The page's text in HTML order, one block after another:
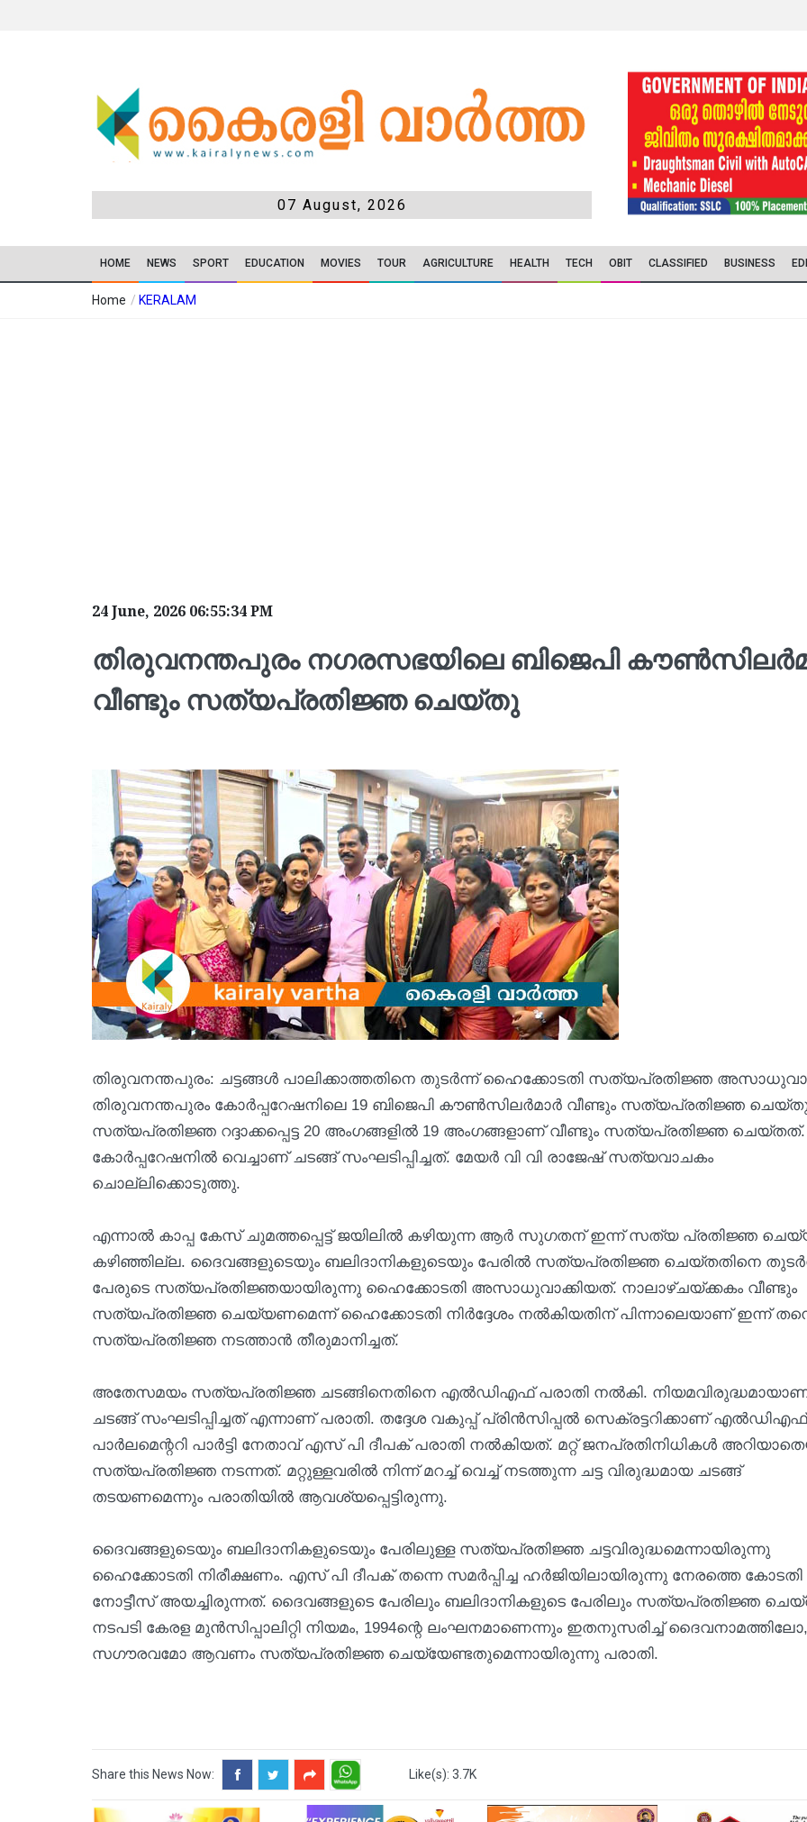
07 August, 2026
HOME NEWS SPORT EDUCATION MOVIES TOUR AGRICULTURE HEALTH TECH OBIT CLASSIFIED BUSINESS
Home / KERALAM
24 June, 2026 06:55:34 PM
തിരുവനന്തപുരം നഗരസഭയിലെ ബിജെപി
വീണ്ടും സത്യപ്രതിജ്ഞ ചെയ്തു
തിരുവനന്തപുരം: ചട്ടങ്ങൾ പാലിക്കാത്തതിനെ തുടർന്ന് ഹൈക്കോടതി സത്യപ്രതിജ്ഞ
തിരുവനന്തപുരം കോര്‍പ്പറേഷനിലെ 19 ബിജെപി കൗണ്‍സിലര്‍മാര്‍ വീണ്ടും സത്യപ്രതിജ്ഞ
സത്യപ്രതിജ്ഞ റദ്ദാക്കപ്പെട്ട 20 അംഗങ്ങളില്‍ 19 അംഗങ്ങളാണ് വീണ്ടും സത്യപ്രതിജ്ഞ ചെയ്തത്.
കോര്‍പ്പറേഷനില്‍ വെച്ചാണ് ചടങ്ങ് സംഘടിപ്പിച്ചത്. മേയര്‍ വി വി രാജേഷ് സത്യവാചകം
ചൊല്ലിക്കൊടുത്തു.
എന്നാല്‍ കാപ്പ കേസ് ചുമത്തപ്പെട്ട് ജയിലില്‍ കഴിയുന്ന ആര്‍ സുഗതന് ഇന്ന് സത്യ പ്രതിജ്ഞ
കഴിഞ്ഞില്ല. ദൈവങ്ങളുടെയും ബലിദാനികളുടെയും പേരിൽ സത്യപ്രതിജ്ഞ ചെയ്തതിനെ
പേരുടെ സത്യപ്രതിജ്ഞയായിരുന്നു ഹൈക്കോടതി അസാധുവാക്കിയത്. നാലാഴ്ചയ്ക്കകം വീണ്ടും
സത്യപ്രതിജ്ഞ ചെയ്യണമെന്ന് ഹൈക്കോടതി നിർദ്ദേശം നൽകിയതിന് പിന്നാലെയാണ് ഇന്ന്
സത്യപ്രതിജ്ഞ നടത്താന്‍ തീരുമാനിച്ചത്.
അതേസമയം സത്യപ്രതിജ്ഞ ചടങ്ങിനെതിനെ എല്‍ഡിഎഫ് പരാതി നല്‍കി.
ചടങ്ങ് സംഘടിപ്പിച്ചത് എന്നാണ് പരാതി. തദ്ദേശ വകുപ്പ് പ്രിന്‍സിപ്പല്‍ സെക്രട്ടറിക്കാണ് എല്‍ഡിഎഫ്
പാര്‍ലമെന്ററി പാര്‍ട്ടി നേതാവ് എസ് പി ദീപക് പരാതി നല്‍കിയത്. മറ്റ് ജനപ്രതിനിധികള്‍
സത്യപ്രതിജ്ഞ നടന്നത്. മറ്റുള്ളവരില്‍ നിന്ന് മറച്ച് വെച്ച് നടത്തുന്ന ചട്ട വിരുദ്ധമായ ചടങ്ങ്
തടയണമെന്നും പരാതിയില്‍ ആവശ്യപ്പെട്ടിരുന്നു.
ദൈവങ്ങളുടെയും ബലിദാനികളുടെയും പേരിലുള്ള സത്യപ്രതിജ്ഞ ചട്ടവിരുദ്ധമെന്നായിരുന്നു
ഹൈക്കോടതി നിരീക്ഷണം. എസ് പി ദീപക് തന്നെ സമര്‍പ്പിച്ച ഹര്‍ജിയിലായിരുന്നു നേരത്തെ കോടതി
നോട്ടീസ് അയച്ചിരുന്നത്. ദൈവങ്ങളുടെ പേരിലും ബലിദാനികളുടെ പേരിലും സത്യപ്രതിജ്ഞ
നടപടി കേരള മുന്‍സിപ്പാലിറ്റി നിയമം, 1994ന്റെ ലംഘനമാണെന്നും ഇതനുസരിച്ച് ദൈവനാമത്തിലോ,
സഗൗരവമോ ആവണം സത്യപ്രതിജ്ഞ ചെയ്യേണ്ടതുമെന്നായിരുന്നു പരാതി.
Share this News Now: Like(s): 3.7K